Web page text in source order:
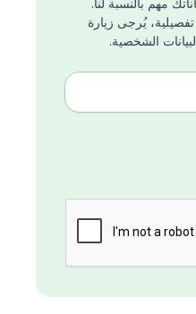
مهم بالنسبة لنا.
يُرجى زيارة
الشخصية.